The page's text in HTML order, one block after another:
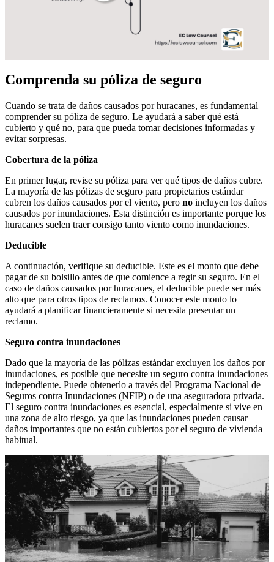
Comprenda su póliza de seguro
Cuando se trata de daños causados ​​por huracanes, es fundamental
comprender su póliza de seguro. Le ayudará a saber qué está
cubierto y qué no, para que pueda tomar decisiones informadas y
evitar sorpresas.
Cobertura de la póliza
En primer lugar, revise su póliza para ver qué tipos de daños cubre.
La mayoría de las pólizas de seguro para propietarios estándar
cubren los daños causados ​​por el viento, pero no incluyen los daños
causados ​​por inundaciones. Esta distinción es importante porque los
huracanes suelen traer consigo tanto viento como inundaciones.
Deducible
A continuación, verifique su deducible. Este es el monto que debe
pagar de su bolsillo antes de que comience a regir su seguro. En el
caso de daños causados ​​por huracanes, el deducible puede ser más
alto que para otros tipos de reclamos. Conocer este monto lo
ayudará a planificar financieramente si necesita presentar un
reclamo.
Seguro contra inundaciones
Dado que la mayoría de las pólizas estándar excluyen los daños por
inundaciones, es posible que necesite un seguro contra inundaciones
independiente. Puede obtenerlo a través del Programa Nacional de
Seguros contra Inundaciones (NFIP) o de una aseguradora privada.
El seguro contra inundaciones es esencial, especialmente si vive en
una zona de alto riesgo, ya que las inundaciones pueden causar
daños importantes que no están cubiertos por el seguro de vivienda
habitual.